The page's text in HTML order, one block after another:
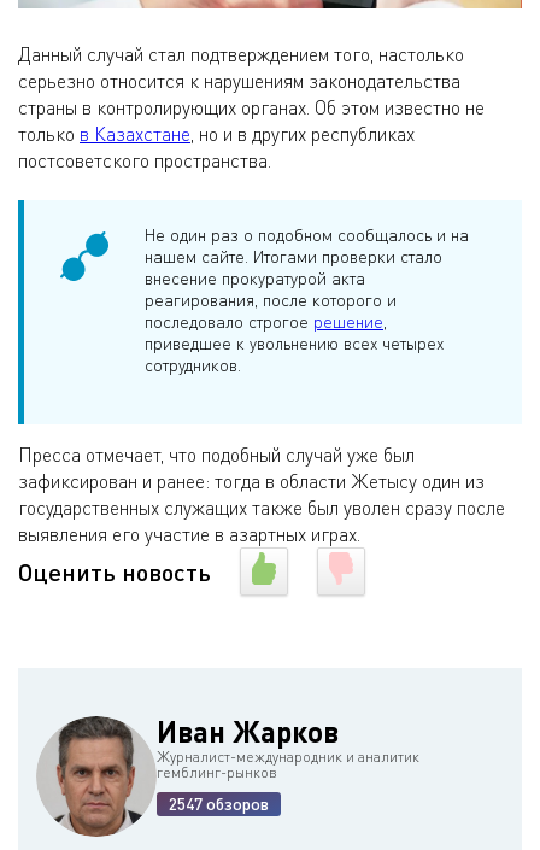
Данный случай стал подтверждением того, настолько
серьезно относится к нарушениям законодательства
страны в контролирующих органах. Об этом известно не
только в Казахстане , но и в других республиках
постсоветского пространства.
Не один раз о подобном сообщалось и на
нашем сайте. Итогами проверки стало
внесение прокуратурой акта
реагирования, после которого и
последовало строгое решение
приведшее к увольнению всех четырех
сотрудников.
Пресса отмечает, что подобный случай уже был
зафиксирован и ранее: тогда в области Жетысу один из
государственных служащих также был уволен сразу после
выявления его участие в азартных играх.
Оценить новость
Иван Жарков
Журналист-международник и аналитик
гемблинг-рынков
2547 обзоров